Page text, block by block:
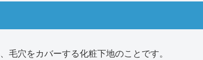
毛穴をカバーする化粧下地のことです。